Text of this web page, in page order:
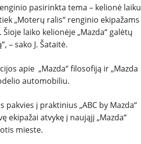
pasirinkta tema – kelionė laiku
„Moterų ralis“ renginio ekipažams
laiko kelionėje „Mazda“ galėtų
–sako J. Šataitė.
apie „Mazda“ filosofiją ir „Mazda
automobiliu.
į praktinius „ABC by Mazda“
atvykę į naująjį „Mazda“
mieste.